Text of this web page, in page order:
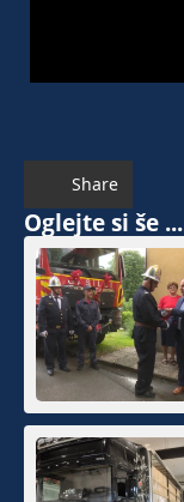
Share
Oglejte si še ...